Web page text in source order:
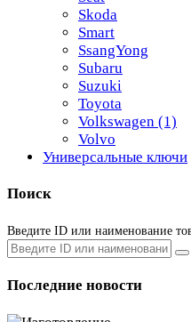
Skoda
Smart
SsangYong
Subaru
Suzuki
Toyota
Volkswagen (1)
Volvo
Универсальные ключи
Поиск
Введите ID или наименование
Последние новости